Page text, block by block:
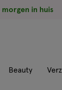
morgen in huis
Beauty